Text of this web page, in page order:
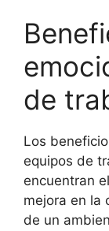
de
Los
equipos de
encuentran
mejora en la
de un